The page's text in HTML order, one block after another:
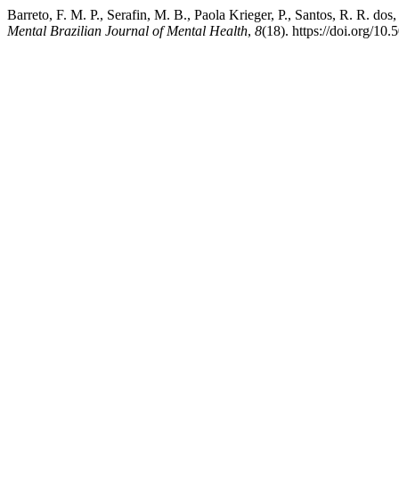
Barreto, F. M. P., Serafin, M. B., Paola Krieger, P., Santos, R. R.
Mental Brazilian Journal of Mental Health, 8(18). https://doi.org/